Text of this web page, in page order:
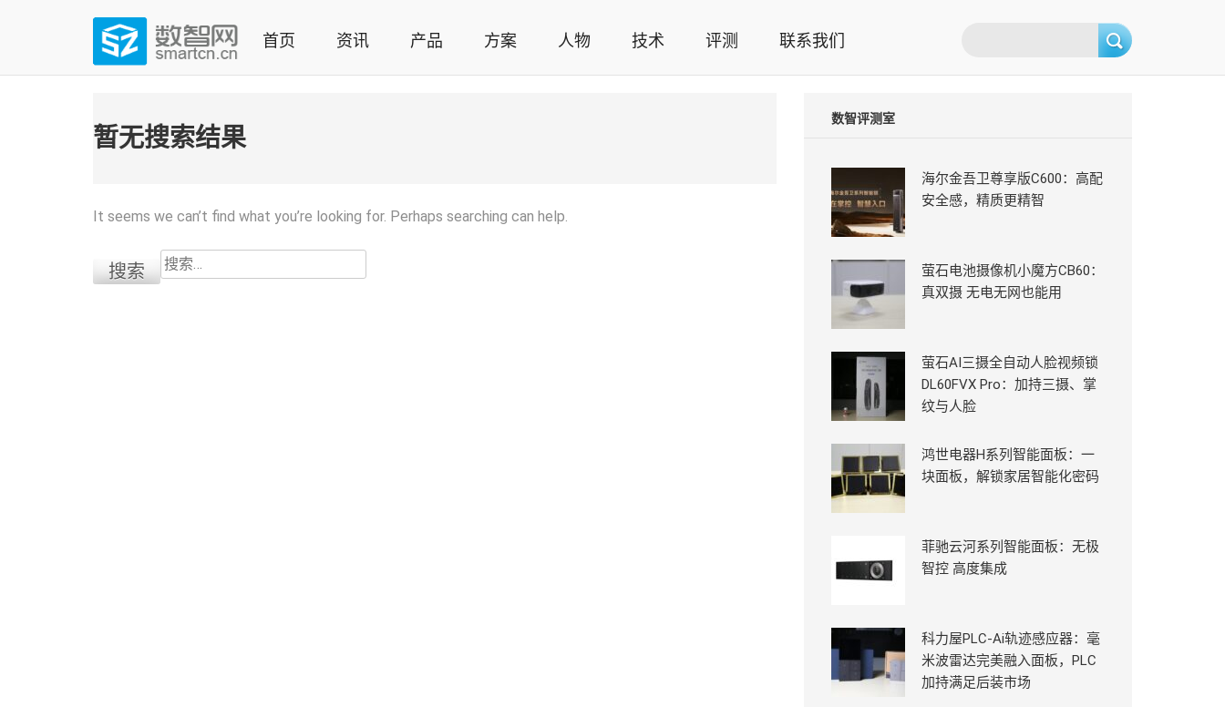
(Press
数智网
智能家居第一资讯门户 | 智能家居系统，智能家居产品，智能家居解决方案，智能家居技术应用，智能家居行业观点，智能家居项目案例
首页 资讯 产品 方案 人物 技术 评测 联系我们
暂无搜索结果
It seems we can’t find what you’re looking for. Perhaps searching can help.
搜
索：
数智评测室
海尔金吾卫尊享版C600：高配
安全感，精质更精智
萤石电池摄像机小魔方CB60：
真双摄 无电无网也能用
萤石AI三摄全自动人脸视频锁
DL60FVX Pro：加持三摄、掌
纹与人脸
鸿世电器H系列智能面板：一
块面板，解锁家居智能化密码
菲驰云河系列智能面板：无极
智控 高度集成
科力屋PLC-Ai轨迹感应器：毫
米波雷达完美融入面板，PLC
加持满足后装市场